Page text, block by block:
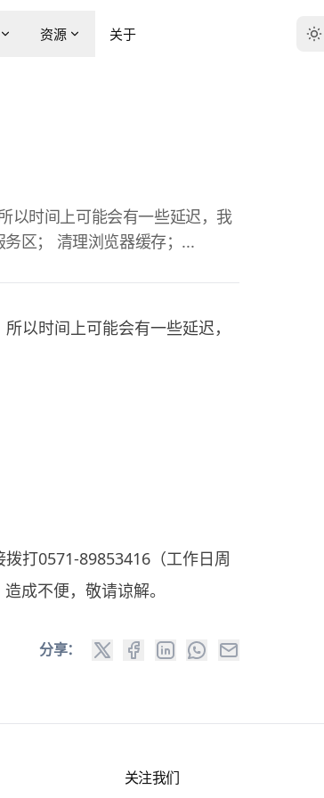
资源 关于
以时间上可能会有一些延迟，我
区； 清理浏览器缓存；...
以时间上可能会有一些延迟，
打0571-89853416（工作日周
成不便，敬请谅解。
分享：
关注我们